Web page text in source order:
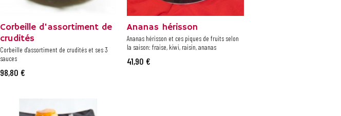
Corbeille d'assortiment de
crudités
Corbeille d'assortiment de crudités et ses 3
sauces
98,80 €
Ananas hérisson
Ananas hérisson et ces piques de fruits selon
la saison: fraise, kiwi, raisin, ananas
41,90 €